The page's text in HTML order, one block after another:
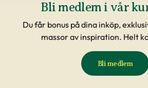
Bli medlem i vår
Du får bonus på dina inköp,
massor av inspiration. Helt
Bli medlem